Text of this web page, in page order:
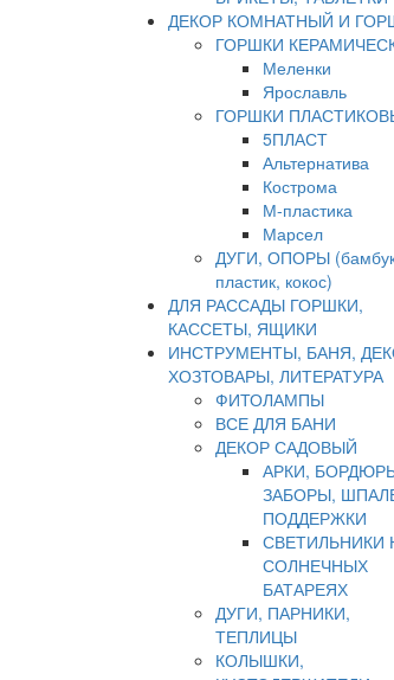
ДЕКОР КОМНАТНЫЙ И
ГОРШКИ
Меленки
Ярославль
ГОРШКИ
5ПЛАСТ
Альтернатива
Кострома
М-пластика
Марсел
ДУГИ, ОПОРЫ
пластик, кокос)
ДЛЯ РАССАДЫ ГОРШКИ,
КАССЕТЫ, ЯЩИКИ
ИНСТРУМЕНТЫ, БАНЯ,
ХОЗТОВАРЫ, ЛИТЕРАТУРА
ФИТОЛАМПЫ
ВСЕ ДЛЯ БАНИ
ДЕКОР САДОВЫЙ
АРКИ,
ЗАБОРЫ,
ПОДДЕРЖКИ
СВЕТИЛЬНИКИ
СОЛНЕЧНЫХ
БАТАРЕЯХ
ДУГИ, ПАРНИКИ,
ТЕПЛИЦЫ
КОЛЫШКИ,